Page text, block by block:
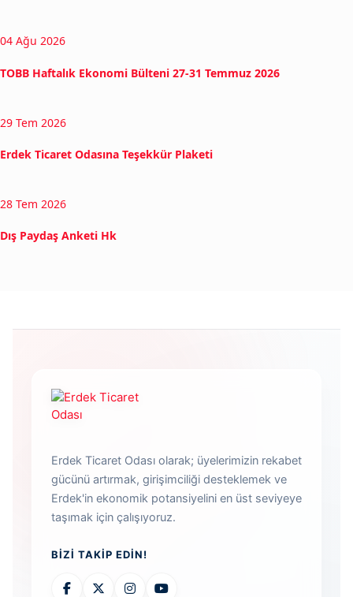
04 Ağu 2026
TOBB Haftalık Ekonomi Bülteni 27-31 Temmuz 2026
29 Tem 2026
Erdek Ticaret Odasına Teşekkür Plaketi
28 Tem 2026
Dış Paydaş Anketi Hk
Erdek Ticaret Odası olarak; üyelerimizin rekabet
gücünü artırmak, girişimciliği desteklemek ve
Erdek'in ekonomik potansiyelini en üst seviyeye
taşımak için çalışıyoruz.
BIZI TAKIP EDIN!